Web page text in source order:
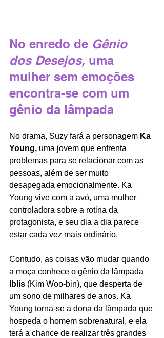
No enredo de Gênio
dos Desejos, uma
mulher sem emoções
encontra-se com um
gênio da lâmpada
No drama, Suzy fará a personagem Ka
Young, uma jovem que enfrenta
problemas para se relacionar com as
pessoas, além de ser muito
desapegada emocionalmente. Ka
Young vive com a avó, uma mulher
controladora sobre a rotina da
protagonista, e seu dia a dia parece
estar cada vez mais ordinário.
Contudo, as coisas vão mudar quando
a moça conhece o gênio da lâmpada
Iblis (Kim Woo-bin), que desperta de
um sono de milhares de anos. Ka
Young torna-se a dona da lâmpada que
hospeda o homem sobrenatural, e ela
terá a chance de realizar três grandes